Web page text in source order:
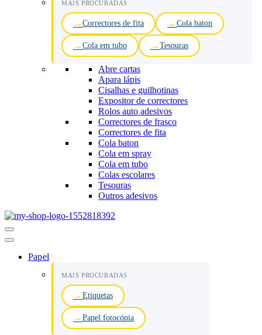
MAIS PROCURADAS
Correctores de fita Cola baton
Cola em tubo Tesouras
Abre cartas
Apara lápis
Cisalhas e guilhotinas
Expositor de correctores
Rolos auto adesivos
Correctores de frasco
Correctores de fita
Cola baton
Cola em spray
Cola em tubo
Colas escolares
Tesouras
Outros adesivos
Menu
de
Papel
MAIS PROCURADAS
Etiquetas
Papel fotocópia